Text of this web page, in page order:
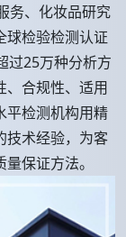
务、化妆品研究
球检验检测认证
过25万种分析方
、合规性、适用
平检测机构用精
技术经验，为客
保证方法。